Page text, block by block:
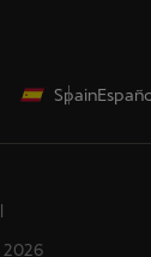
Spain
2026